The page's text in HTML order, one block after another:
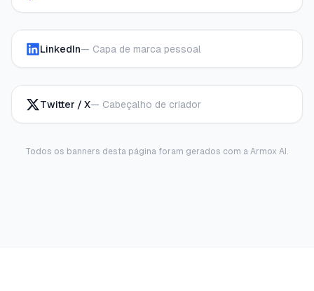
LinkedIn— Capa de marca pessoal
Twitter / X— Cabeçalho de criador
Todos os banners desta página foram gerados com a Armox AI.